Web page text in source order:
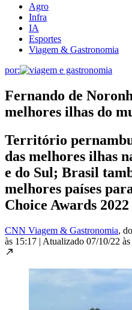
Agro
Infra
IA
Esportes
Viagem & Gastronomia
por:
Fernando de
melhores ilhas do
Território
das melhores ilhas
e do Sul; Brasil
melhores países
Choice Awards 2022
CNN Viagem & Gastronomia,
às 15:17 | Atualizado 07/10/22